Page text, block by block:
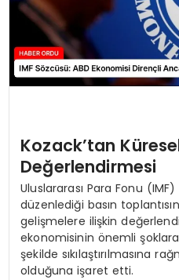
YAŞAM
Kozack’tan
Değerlendirmesi
Uluslararası Para Fonu
düzenlediği basın
gelişmelere ilişkin
ekonomisinin önemli
şekilde sıkılaştırılmasına
olduğuna işaret etti.